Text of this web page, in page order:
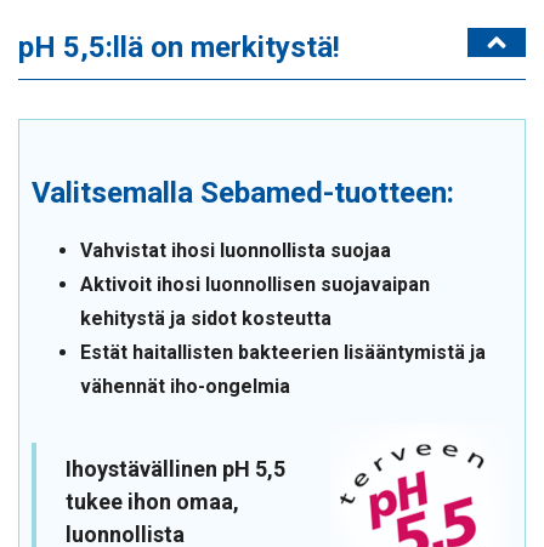
pH 5,5:llä on merkitystä!
Valitsemalla Sebamed-tuotteen:
Vahvistat ihosi luonnollista suojaa
Aktivoit ihosi luonnollisen suojavaipan
kehitystä ja sidot kosteutta
Estät haitallisten bakteerien lisääntymistä ja
vähennät iho-ongelmia
Ihoystävällinen pH 5,5
tukee ihon omaa,
luonnollista